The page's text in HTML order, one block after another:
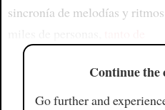
sincronía de melodías y
Continue the
Go further and